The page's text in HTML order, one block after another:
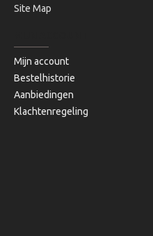
Site Map
Mijn account
Bestelhistorie
Aanbiedingen
Klachtenregeling